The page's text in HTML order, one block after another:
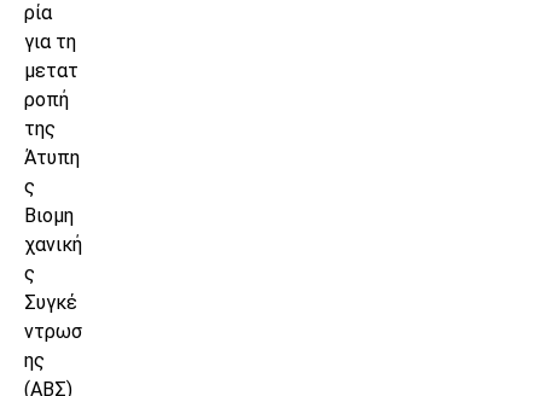
ρία
για τη
μετατ
ροπή
της
Άτυπη
ς
Βιομη
χανική
ς
Συγκέ
ντρωσ
ης
(ΑΒΣ)